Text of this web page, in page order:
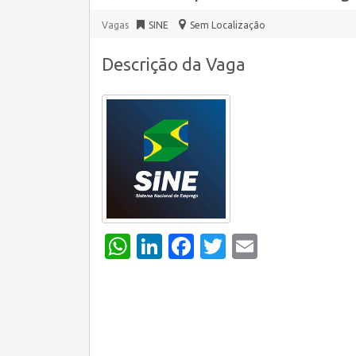
Vagas SINE Sem Localização
Descrição da Vaga
WhatsApp
LinkedIn
Facebook
Twitter